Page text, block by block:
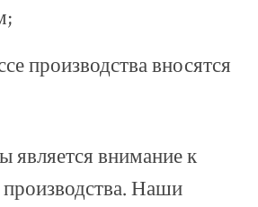
производства вносятся
внимание к
производства. Наши